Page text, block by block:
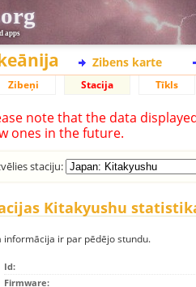
apps
Zibens karte
Zibeņi Stacija Tīkls
note that the data
ones in the future.
staciju:
Kitakyushu
informācija ir par pēdējo stundu.
Id:
Firmware: